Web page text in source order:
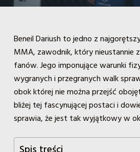
Beneil Dariush to jedno z
MMA, zawodnik, który nieustannie
fanów. Jego imponujące warunki
wygranych i przegranych walk
obok której nie można przejść
bliżej tej fascynującej postaci i
sprawia, że jest tak wyjątkowy w